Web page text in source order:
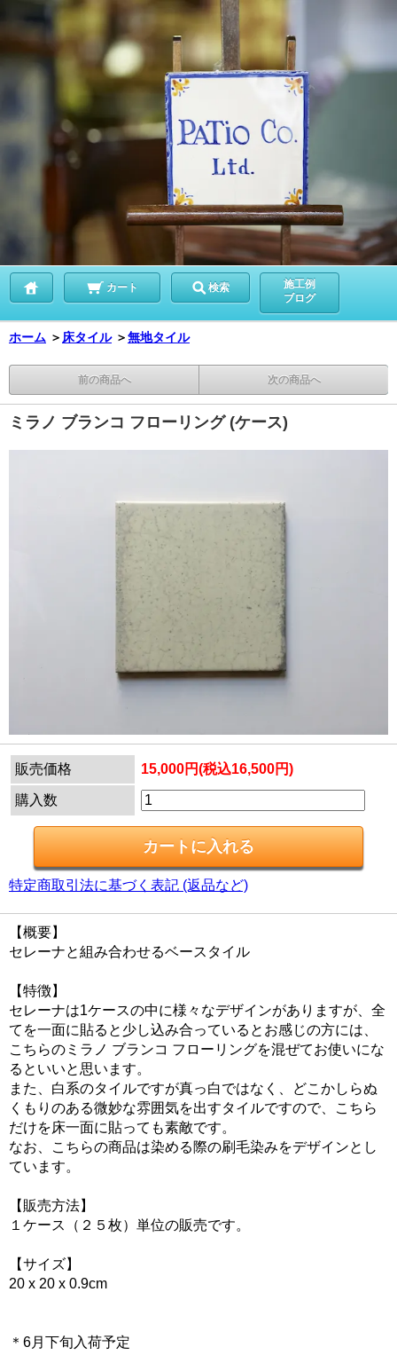
カート 検索
施工例
ブログ
ホーム ＞ 床タイル ＞無地タイル
前の商品へ 次の商品へ
ミラノ ブランコ フローリング (ケース)
販売価格 15,000円(税込16,500円)
購入数
特定商取引法に基づく表記 (返品など)
【概要】
セレーナと組み合わせるベースタイル
【特徴】
セレーナは1ケースの中に様々なデザインがありますが、全
てを一面に貼ると少し込み合っているとお感じの方には、
こちらのミラノ ブランコ フローリングを混ぜてお使いにな
るといいと思います。
また、白系のタイルですが真っ白ではなく、どこかしらぬ
くもりのある微妙な雰囲気を出すタイルですので、こちら
だけを床一面に貼っても素敵です。
なお、こちらの商品は染める際の刷毛染みをデザインとし
ています。
【販売方法】
１ケース（２５枚）単位の販売です。
【サイズ】
20 x 20 x 0.9cm
＊6月下旬入荷予定